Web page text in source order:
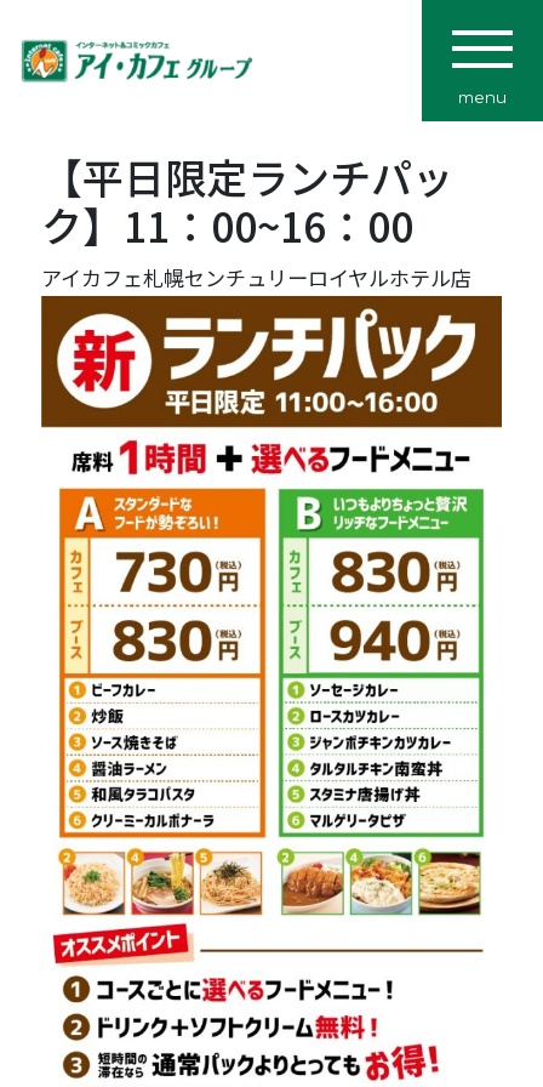
menu
【平日限定ランチパッ
ク】11：00~16：00
アイカフェ札幌センチュリーロイヤルホテル店